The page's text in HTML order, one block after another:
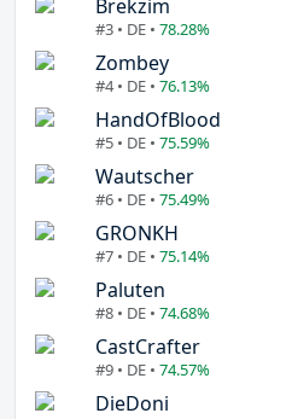
Brekzim
#3 • DE • 78.28%
Zombey
#4 • DE • 76.13%
HandOfBlood
#5 • DE • 75.59%
Wautscher
#6 • DE • 75.49%
GRONKH
#7 • DE • 75.14%
Paluten
#8 • DE • 74.68%
CastCrafter
#9 • DE • 74.57%
DieDoni